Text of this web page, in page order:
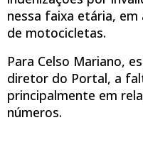
nessa faixa etária,
de motocicletas.
Para Celso Mariano,
diretor do Portal, a
principalmente em
números.